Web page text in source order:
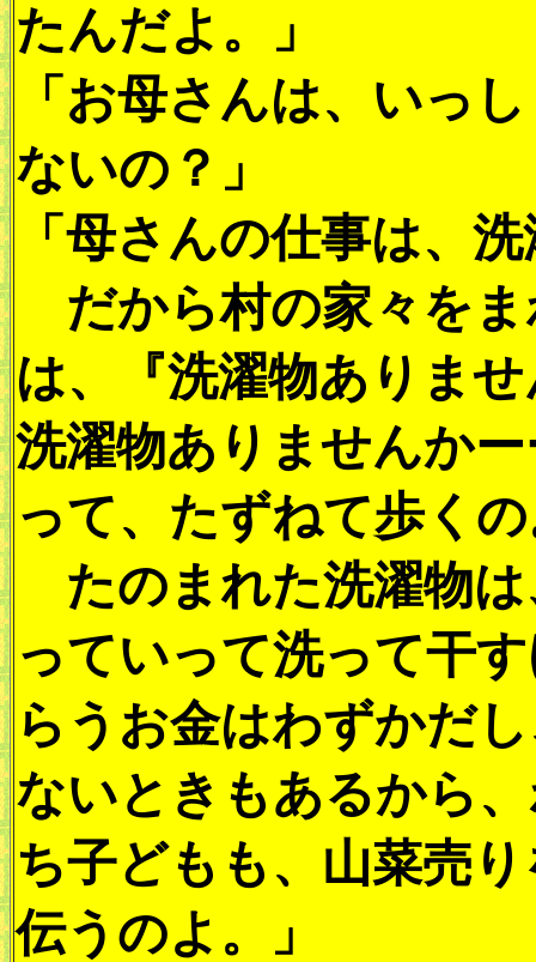
たんだよ。」
「お母さんは、いっ
ないの？」
「母さんの仕事は、
だから村の家々をま
は、『洗濯物ありま
洗濯物ありませんか
って、たずねて歩く
たのまれた洗濯物は
っていって洗って干
らうお金はわずかだ
ないときもあるから
ち子どもも、山菜売
伝うのよ。」